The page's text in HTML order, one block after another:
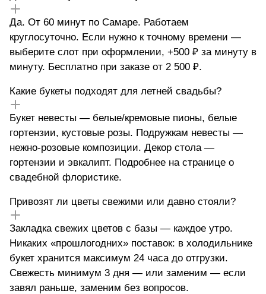
Да. От 60 минут по Самаре. Работаем
круглосуточно. Если нужно к точному времени —
выберите слот при оформлении, +500 ₽ за минуту в
минуту. Бесплатно при заказе от 2 500 ₽.
Какие букеты подходят для летней свадьбы?
Букет невесты — белые/кремовые пионы, белые
гортензии, кустовые розы. Подружкам невесты —
нежно-розовые композиции. Декор стола —
гортензии и эвкалипт. Подробнее на странице о
свадебной флористике.
Привозят ли цветы свежими или давно стояли?
Закладка свежих цветов с базы — каждое утро.
Никаких «прошлогодних» поставок: в холодильнике
букет хранится максимум 24 часа до отгрузки.
Свежесть минимум 3 дня — или заменим — если
завял раньше, заменим без вопросов.